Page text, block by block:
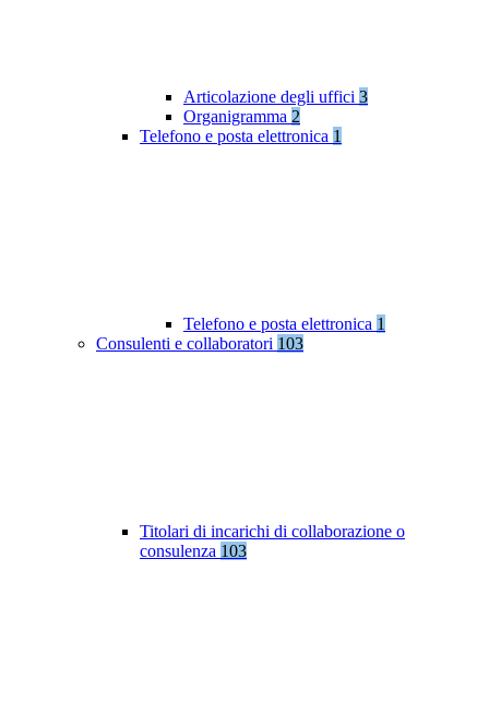
Articolazione degli uffici 3
Organigramma 2
Telefono e posta elettronica 1
Telefono e posta elettronica 1
Consulenti e collaboratori 103
Titolari di incarichi di collaborazione o
consulenza 103